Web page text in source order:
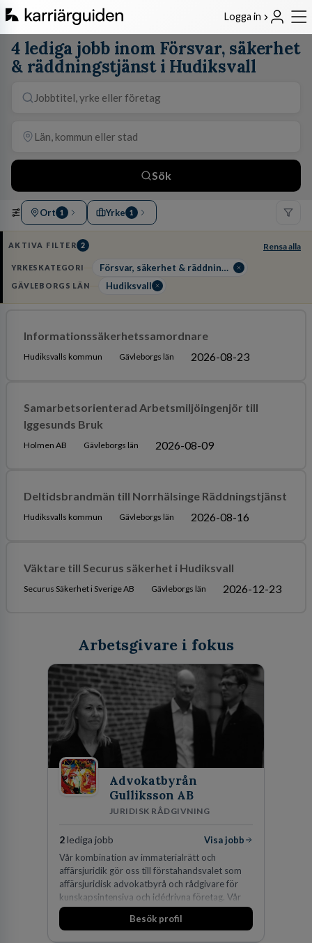
Logga in
4 lediga jobb inom Försvar, säkerhet
& räddningstjänst i Hudiksvall
Sök
Ort 1 Yrke 1
AKTIVA FILTER 2 Rensa alla
YRKESKATEGORI Försvar, säkerhet & räddningstjänst
GÄVLEBORGS LÄN Hudiksvall
Informationssäkerhetssamordnare
Hudiksvalls kommun Gävleborgs län 2026-08-23
Samarbetsorienterad Arbetsmiljöingenjör till
Iggesunds Bruk
Holmen AB Gävleborgs län 2026-08-09
Deltidsbrandmän till Norrhälsinge Räddningstjänst
Hudiksvalls kommun Gävleborgs län 2026-08-16
Väktare till Securus säkerhet i Hudiksvall
Securus Säkerhet i Sverige AB Gävleborgs län 2026-12-23
Arbetsgivare i fokus
Advokatbyrån
Gulliksson AB
JURIDISK RÅDGIVNING
2lediga jobb
Visa jobb
Vår kombination av immaterialrätt och
affärsjuridik gör oss till förstahandsvalet som
affärsjuridisk advokatbyrå och rådgivare för
kunskapsintensiva och idédrivna företag. Vår
expertis inom IP-tillgångar har gett oss en
marknadsledande position. Våra klienter väljer
Besök profil